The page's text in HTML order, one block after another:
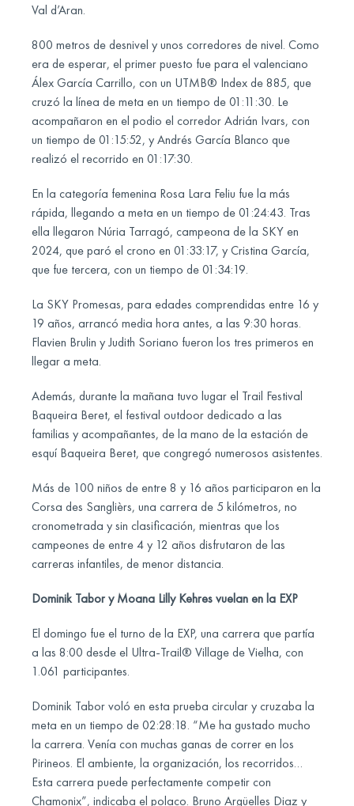
Val d’Aran.
800 metros de desnivel y unos corredores de nivel. Como
era de esperar, el primer puesto fue para el valenciano
Álex García Carrillo, con un UTMB® Index de 885, que
cruzó la línea de meta en un tiempo de 01:11:30. Le
acompañaron en el podio el corredor Adrián Ivars, con
un tiempo de 01:15:52, y Andrés García Blanco que
realizó el recorrido en 01:17:30.
En la categoría femenina Rosa Lara Feliu fue la más
rápida, llegando a meta en un tiempo de 01:24:43. Tras
ella llegaron Núria Tarragó, campeona de la SKY en
2024, que paró el crono en 01:33:17, y Cristina García,
que fue tercera, con un tiempo de 01:34:19.
La SKY Promesas, para edades comprendidas entre 16 y
19 años, arrancó media hora antes, a las 9:30 horas.
Flavien Brulin y Judith Soriano fueron los tres primeros en
llegar a meta.
Además, durante la mañana tuvo lugar el Trail Festival
Baqueira Beret, el festival outdoor dedicado a las
familias y acompañantes, de la mano de la estación de
esquí Baqueira Beret, que congregó numerosos asistentes.
Más de 100 niños de entre 8 y 16 años participaron en la
Corsa des Sanglièrs, una carrera de 5 kilómetros, no
cronometrada y sin clasificación, mientras que los
campeones de entre 4 y 12 años disfrutaron de las
carreras infantiles, de menor distancia.
Dominik Tabor y Moana Lilly Kehres vuelan en la EXP
El domingo fue el turno de la EXP, una carrera que partía
a las 8:00 desde el Ultra-Trail® Village de Vielha, con
1.061 participantes.
Dominik Tabor voló en esta prueba circular y cruzaba la
meta en un tiempo de 02:28:18. “Me ha gustado mucho
la carrera. Venía con muchas ganas de correr en los
Pirineos. El ambiente, la organización, los recorridos…
Esta carrera puede perfectamente competir con
Chamonix”, indicaba el polaco. Bruno Argüelles Diaz y